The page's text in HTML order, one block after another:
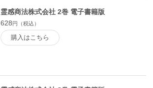
霊感商法株式会社 2巻 電子書籍版
628円（税込）
購入はこちら